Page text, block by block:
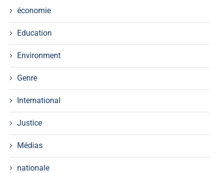
économie
Education
Environment
Genre
International
Justice
Médias
nationale